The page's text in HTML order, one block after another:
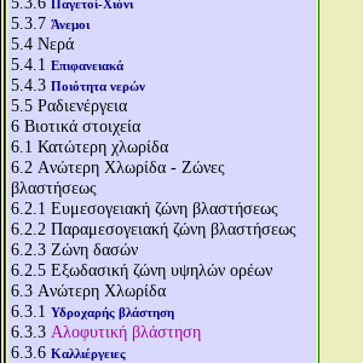
Παγετοί-Χιόνι
5.3.7 Άνεμοι
5.4 Νερά
5.4.1 Επιφανειακά
5.4.3 Ποιότητα νερών
5.5 Ραδιενέργεια
6 Βιοτικά στοιχεία
6.1 Κατώτερη χλωρίδα
6.2 Aνώτερη Χλωρίδα - Ζώνες
βλαστήσεως
6.2.1 Ευμεσογειακή ζώνη βλαστήσεως
6.2.2 Παραμεσογειακή ζώνη βλαστήσεως
6.2.3 Ζώνη δασών
6.2.5 Εξωδασική ζώνη υψηλών ορέων
6.3 Aνώτερη Χλωρίδα
6.3.1 Υδροχαρής βλάστηση
6.3.3 Αλοφυτική βλάστηση
6.3.6 Καλλιέργειες